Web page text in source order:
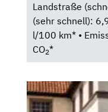
Landstraße
(sehr schnell):
l/100 km* •
CO2*